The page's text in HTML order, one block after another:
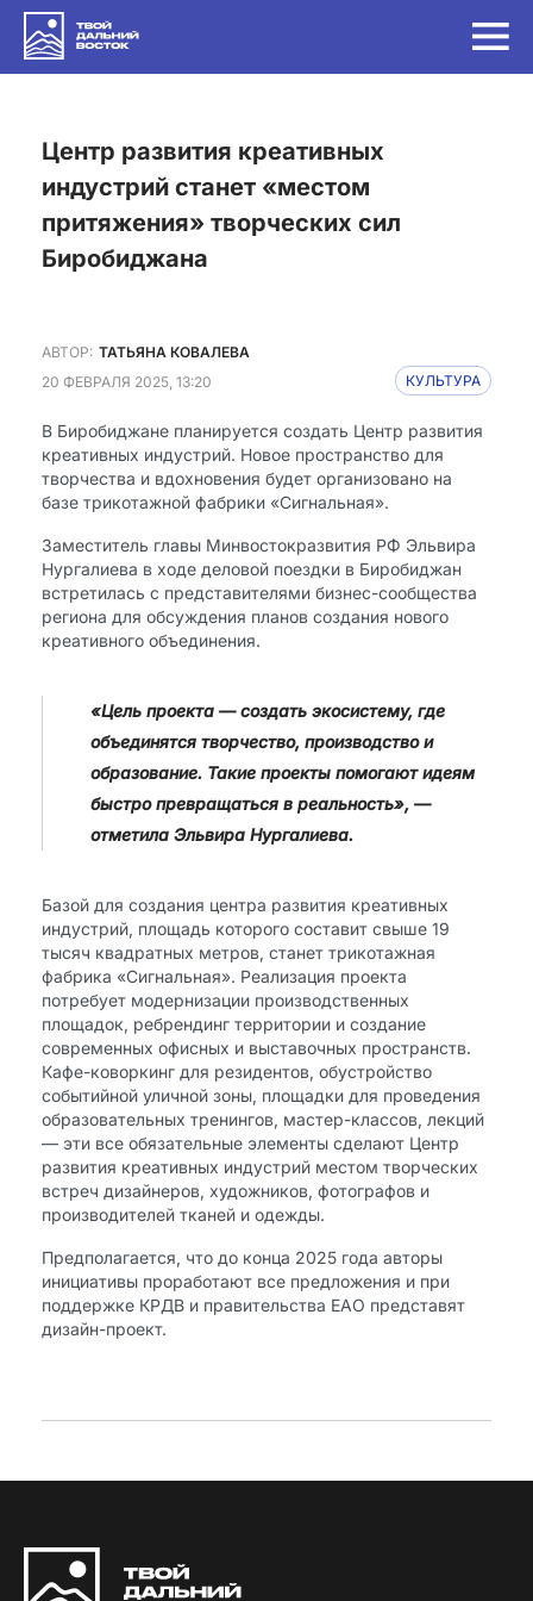
Центр развития креативных
индустрий станет «местом
притяжения» творческих сил
Биробиджана
АВТОР: ТАТЬЯНА КОВАЛЕВА
20 ФЕВРАЛЯ 2025, 13:20
КУЛЬТУРА
В Биробиджане планируется создать Центр развития
креативных индустрий. Новое пространство для
творчества и вдохновения будет организовано на
базе трикотажной фабрики «Сигнальная».
Заместитель главы Минвостокразвития РФ Эльвира
Нургалиева в ходе деловой поездки в Биробиджан
встретилась с представителями бизнес-сообщества
региона для обсуждения планов создания нового
креативного объединения.
«Цель проекта — создать экосистему, где
объединятся творчество, производство и
образование. Такие проекты помогают идеям
быстро превращаться в реальность», —
отметила Эльвира Нургалиева.
Базой для создания центра развития креативных
индустрий, площадь которого составит свыше 19
тысяч квадратных метров, станет трикотажная
фабрика «Сигнальная». Реализация проекта
потребует модернизации производственных
площадок, ребрендинг территории и создание
современных офисных и выставочных пространств.
Кафе-коворкинг для резидентов, обустройство
событийной уличной зоны, площадки для проведения
образовательных тренингов, мастер-классов, лекций
— эти все обязательные элементы сделают Центр
развития креативных индустрий местом творческих
встреч дизайнеров, художников, фотографов и
производителей тканей и одежды.
Предполагается, что до конца 2025 года авторы
инициативы проработают все предложения и при
поддержке КРДВ и правительства ЕАО представят
дизайн-проект.